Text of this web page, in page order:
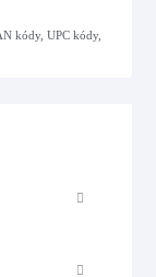
kódy, UPC kódy,